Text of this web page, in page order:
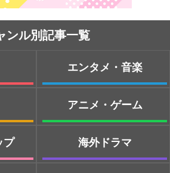
ンル別記事一覧
プ
エンタメ・音楽
アニメ・ゲーム
海外ドラマ